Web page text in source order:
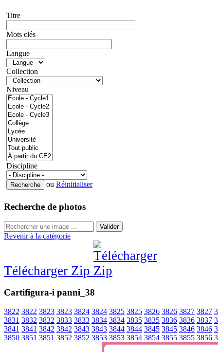
Titre
Mots clés
Langue
Collection
Niveau
Discipline
ou Réinitialiser
Recherche de photos
Valider
Revenir à la catégorie
Télécharger Zip
Cartifigura-i panni_38
3822 3822 3823 3823 3824 3824 3825 3825 3826 3826 3827 3827
3831 3832 3832 3833 3833 3834 3834 3835 3835 3836 3836 3837
3841 3841 3842 3842 3843 3843 3844 3844 3845 3845 3846 3846
3850 3851 3851 3852 3852 3853 3853 3854 3854 3855 3855 3856